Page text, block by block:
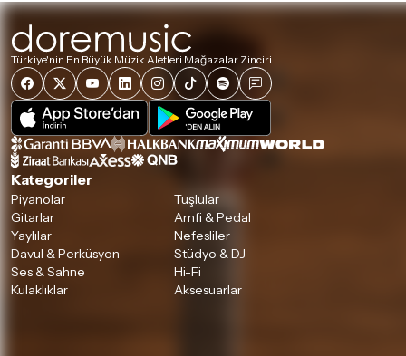
Detaylar için
Türkiye'nin En Büyük Müzik Aletleri Mağazalar Zinciri
Kategoriler
Piyanolar
Tuşlular
Gitarlar
Amfi & Pedal
Yaylılar
Nefesliler
Davul & Perküsyon
Stüdyo & DJ
Ses & Sahne
Hi-Fi
Kulaklıklar
Aksesuarlar